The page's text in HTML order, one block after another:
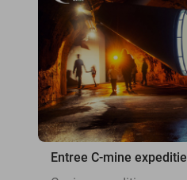
Entree C-mine expeditie